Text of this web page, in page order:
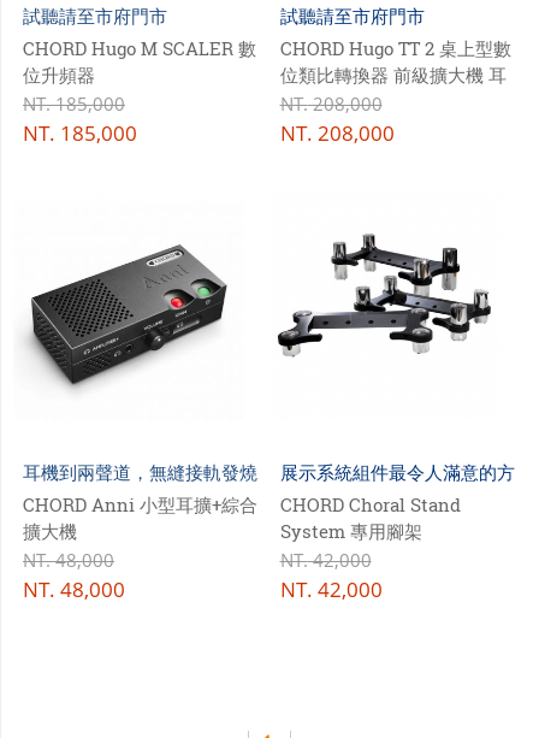
試聽請至市府門市
CHORD Hugo M SCALER 數
位升頻器
NT.185,000
NT. 185,000
試聽請至市府門市
CHORD Hugo TT 2 桌上型數
位類比轉換器 前級擴大機 耳
機擴大機
NT.208,000
NT. 208,000
耳機到兩聲道，無縫接軌發燒
系統!
CHORD Anni 小型耳擴+綜合
擴大機
NT.48,000
NT. 48,000
展示系統組件最令人滿意的方
式
CHORD Choral Stand
System 專用腳架
NT.42,000
NT. 42,000